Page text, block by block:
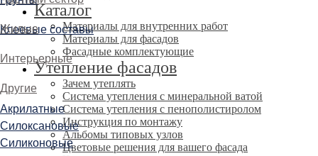
Каталог
Материалы для внутренних работ
Материалы для фасадов
Фасадные комплектующие
Утепление фасадов
Зачем утеплять
Система утепления с минеральной ватой
Система утепления с пенополистиролом
Инструкция по монтажу
Альбомы типовых узлов
Цветовые решения для вашего фасада
Клеевые составы
Акрилатные
Силоксановые
Силиконовые
Жилые
Интерьерные
Другие